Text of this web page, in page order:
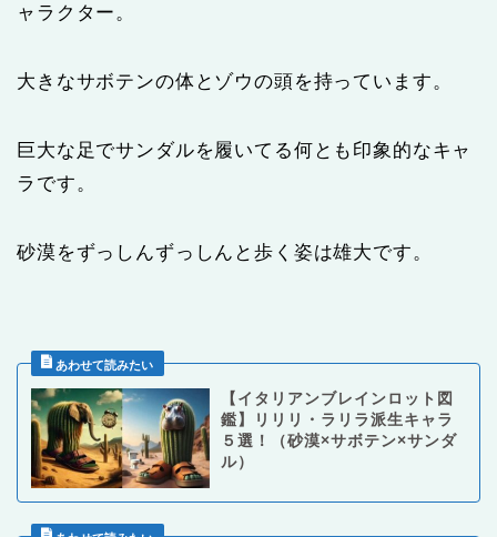
ャラクター。
大きなサボテンの体とゾウの頭を持っています。
巨大な足でサンダルを履いてる何とも印象的なキャ
ラです。
砂漠をずっしんずっしんと歩く姿は雄大です。
【イタリアンブレインロット図
鑑】リリリ・ラリラ派生キャラ
５選！（砂漠×サボテン×サンダ
ル）